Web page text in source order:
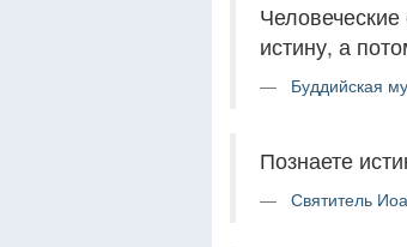
истину, а
Буддийская
Познаете
Святитель